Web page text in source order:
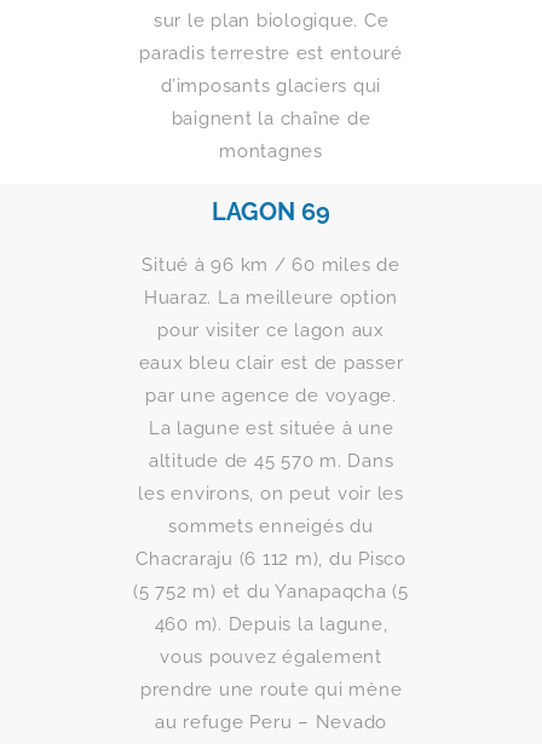
sur le plan biologique. Ce
paradis terrestre est entouré
d’imposants glaciers qui
baignent la chaîne de
montagnes
LAGON 69
Situé à 96 km / 60 miles de
Huaraz. La meilleure option
pour visiter ce lagon aux
eaux bleu clair est de passer
par une agence de voyage.
La lagune est située à une
altitude de 45 570 m. Dans
les environs, on peut voir les
sommets enneigés du
Chacraraju (6 112 m), du Pisco
(5 752 m) et du Yanapaqcha (5
460 m). Depuis la lagune,
vous pouvez également
prendre une route qui mène
au refuge Peru – Nevado